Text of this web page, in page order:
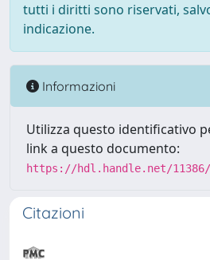
tutti i diritti sono riservati,
indicazione.
Informazioni
Utilizza questo identificativo
link a questo documento:
https://hdl.handle.net/11386/
Citazioni